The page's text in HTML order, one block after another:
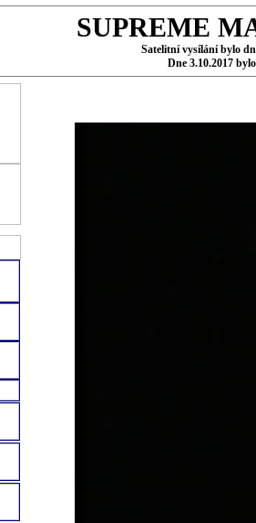
SUPREME
Satelitní vysílání bylo
Dne 3.10.2017